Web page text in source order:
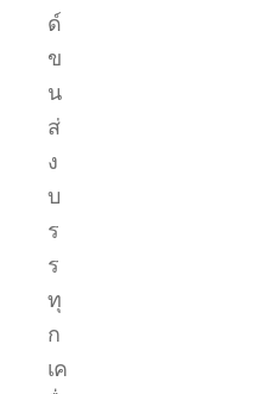
ด์
ข
น
ส่
ง
บ
ร
ร
ทุ
ก
เค